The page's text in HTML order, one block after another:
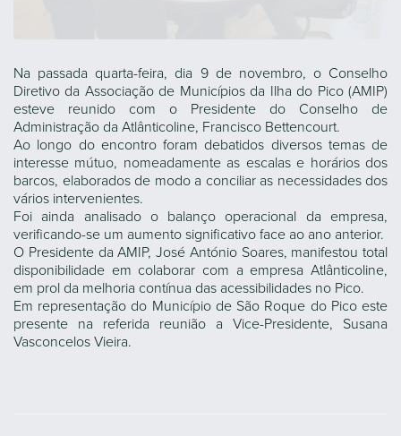
Na passada quarta-feira, dia 9 de novembro, o Conselho
Diretivo da Associação de Municípios da Ilha do Pico (AMIP)
esteve reunido com o Presidente do Conselho de
Administração da Atlânticoline, Francisco Bettencourt.
Ao longo do encontro foram debatidos diversos temas de
interesse mútuo, nomeadamente as escalas e horários dos
barcos, elaborados de modo a conciliar as necessidades dos
vários intervenientes.
Foi ainda analisado o balanço operacional da empresa,
verificando-se um aumento significativo face ao ano anterior.
O Presidente da AMIP, José António Soares, manifestou total
disponibilidade em colaborar com a empresa Atlânticoline,
em prol da melhoria contínua das acessibilidades no Pico.
Em representação do Município de São Roque do Pico este
presente na referida reunião a Vice-Presidente, Susana
Vasconcelos Vieira.